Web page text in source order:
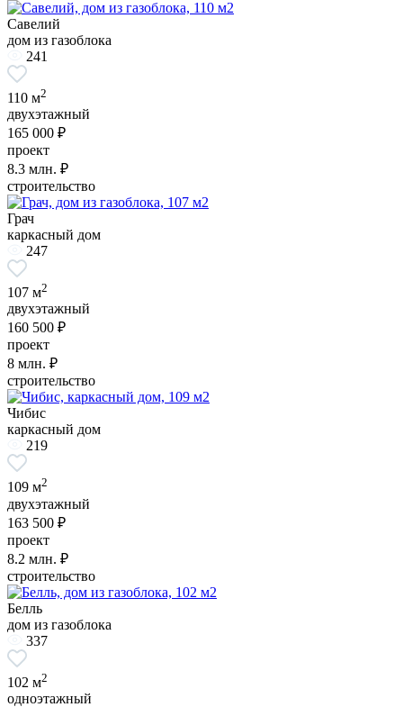
Савелий
дом из газоблока
241
110 м2
двухэтажный
165 000 ₽
проект
8.3 млн. ₽
строительство
Грач
каркасный дом
247
107 м2
двухэтажный
160 500 ₽
проект
8 млн. ₽
строительство
Чибис
каркасный дом
219
109 м2
двухэтажный
163 500 ₽
проект
8.2 млн. ₽
строительство
Белль
дом из газоблока
337
102 м2
одноэтажный